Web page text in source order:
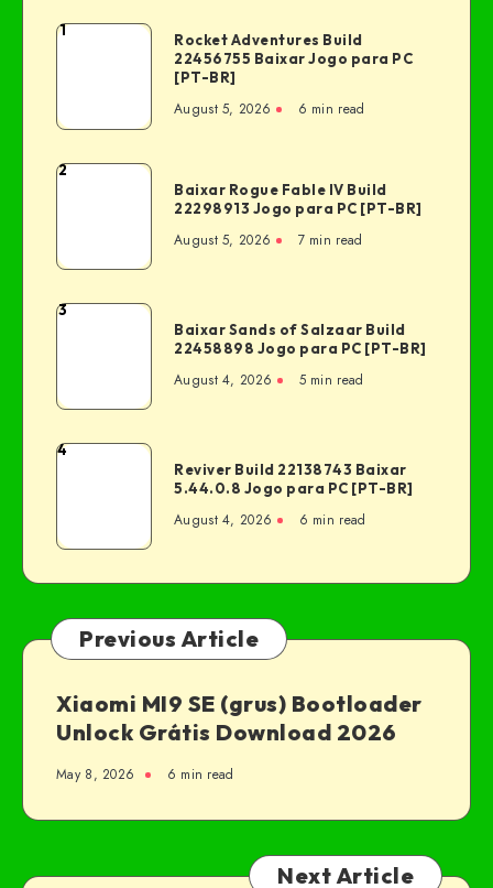
1
Rocket Adventures Build
22456755 Baixar Jogo para PC
[PT-BR]
August 5, 2026 6 min read
2
Baixar Rogue Fable IV Build
22298913 Jogo para PC [PT-BR]
August 5, 2026 7 min read
3
Baixar Sands of Salzaar Build
22458898 Jogo para PC [PT-BR]
August 4, 2026 5 min read
4
Reviver Build 22138743 Baixar
5.44.0.8 Jogo para PC [PT-BR]
August 4, 2026 6 min read
Previous Article
Xiaomi MI9 SE (grus) Bootloader
Unlock Grátis Download 2026
May 8, 2026 6 min read
Next Article